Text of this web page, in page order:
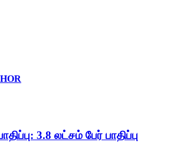
3.8 லட்சம் பேர் பாதிப்பு